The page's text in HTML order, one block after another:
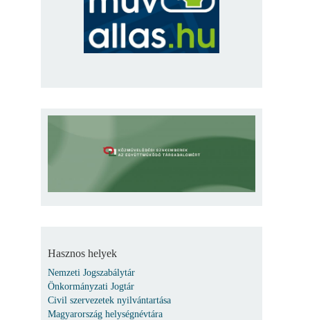
Hasznos helyek
Nemzeti Jogszabálytár
Önkormányzati Jogtár
Civil szervezetek nyilvántartása
Magyarország helységnévtára